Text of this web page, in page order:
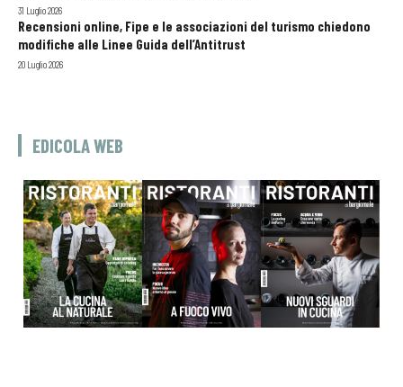
31 Luglio 2026
Recensioni online, Fipe e le associazioni del turismo chiedono
modifiche alle Linee Guida dell’Antitrust
20 Luglio 2026
EDICOLA WEB